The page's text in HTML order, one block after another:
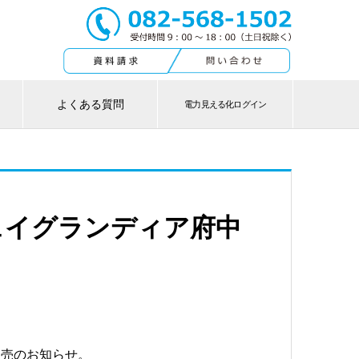
よくある質問 電力見える化ログイン
グランディア府中
のお知らせ。